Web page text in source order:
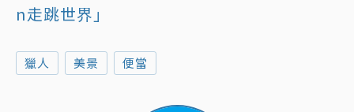
n走跳世界」
獵人 美景 便當